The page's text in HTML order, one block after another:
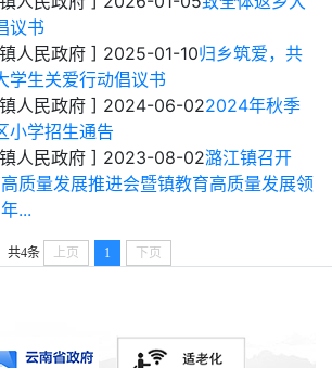
议书
人民政府 ] 2025-01-10归乡筑爱，共
生关爱行动倡议书
人民政府 ] 2024-06-022024年秋季
小学招生通告
人民政府 ] 2023-08-02潞江镇召开
质量发展推进会暨镇教育高质量发展领
...
共4条 上页 1 下页